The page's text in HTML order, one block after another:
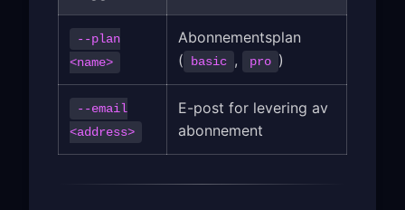
--plan
<name>
Abonnementsplan
(
basic , pro )
--email
<address>
E-post for levering av
abonnement